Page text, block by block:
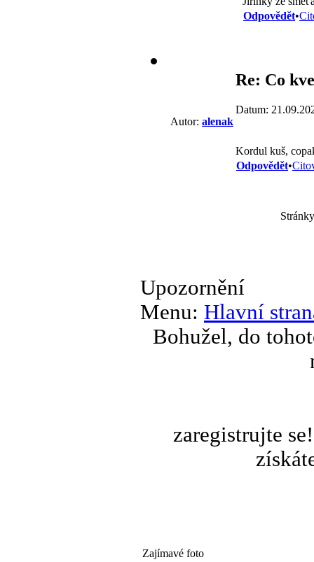
Odpovědět•
Autor: alenak
Re: Co
Datum:
Kordul kuš,
Odpovědět•
Upozornění
Menu: Hlavní
Bohužel, do
zaregistrujte
Zajímavé foto